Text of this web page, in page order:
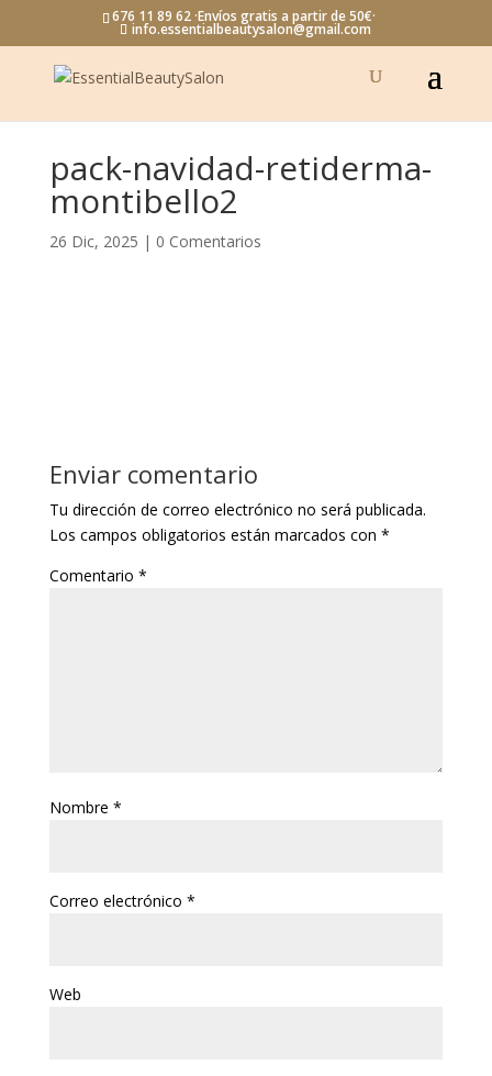
676 11 89 62 ·Envíos gratis a partir de 50€·
info.essentialbeautysalon@gmail.com
pack-navidad-retiderma-
montibello2
26 Dic, 2025 | 0 Comentarios
Enviar comentario
Tu dirección de correo electrónico no será publicada.
Los campos obligatorios están marcados con *
Comentario *
Nombre *
Correo electrónico *
Web